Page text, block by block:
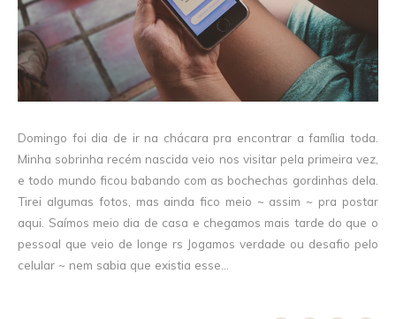
Domingo foi dia de ir na chácara pra encontrar a família toda.
Minha sobrinha recém nascida veio nos visitar pela primeira vez,
e todo mundo ficou babando com as bochechas gordinhas dela.
Tirei algumas fotos, mas ainda fico meio ~ assim ~ pra postar
aqui. Saímos meio dia de casa e chegamos mais tarde do que o
pessoal que veio de longe rs Jogamos verdade ou desafio pelo
celular ~ nem sabia que existia esse...